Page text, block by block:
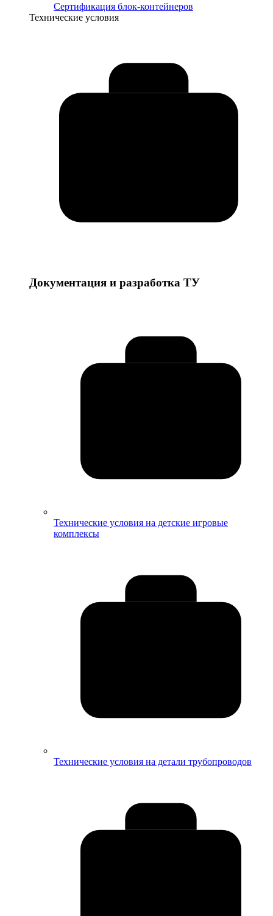
Сертификация блок-контейнеров
Технические условия
Документация и разработка ТУ
Технические условия на детские игровые
комплексы
Технические условия на детали трубопроводов